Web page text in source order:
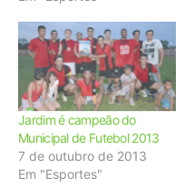
Jardim é campeão do
Municipal de Futebol 2013
7 de outubro de 2013
Em "Esportes"